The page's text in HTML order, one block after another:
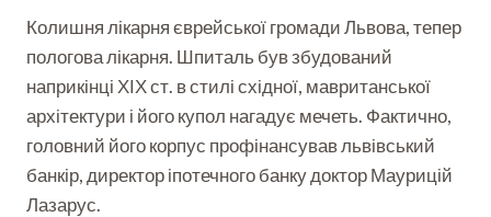
Колишня лікарня єврейської громади Львова, тепер
пологова лікарня. Шпиталь був збудований
наприкінці ХІХ ст. в стилі східної, мавританської
архітектури і його купол нагадує мечеть. Фактично,
головний його корпус профінансував львівський
банкір, директор іпотечного банку доктор Маурицій
Лазарус.